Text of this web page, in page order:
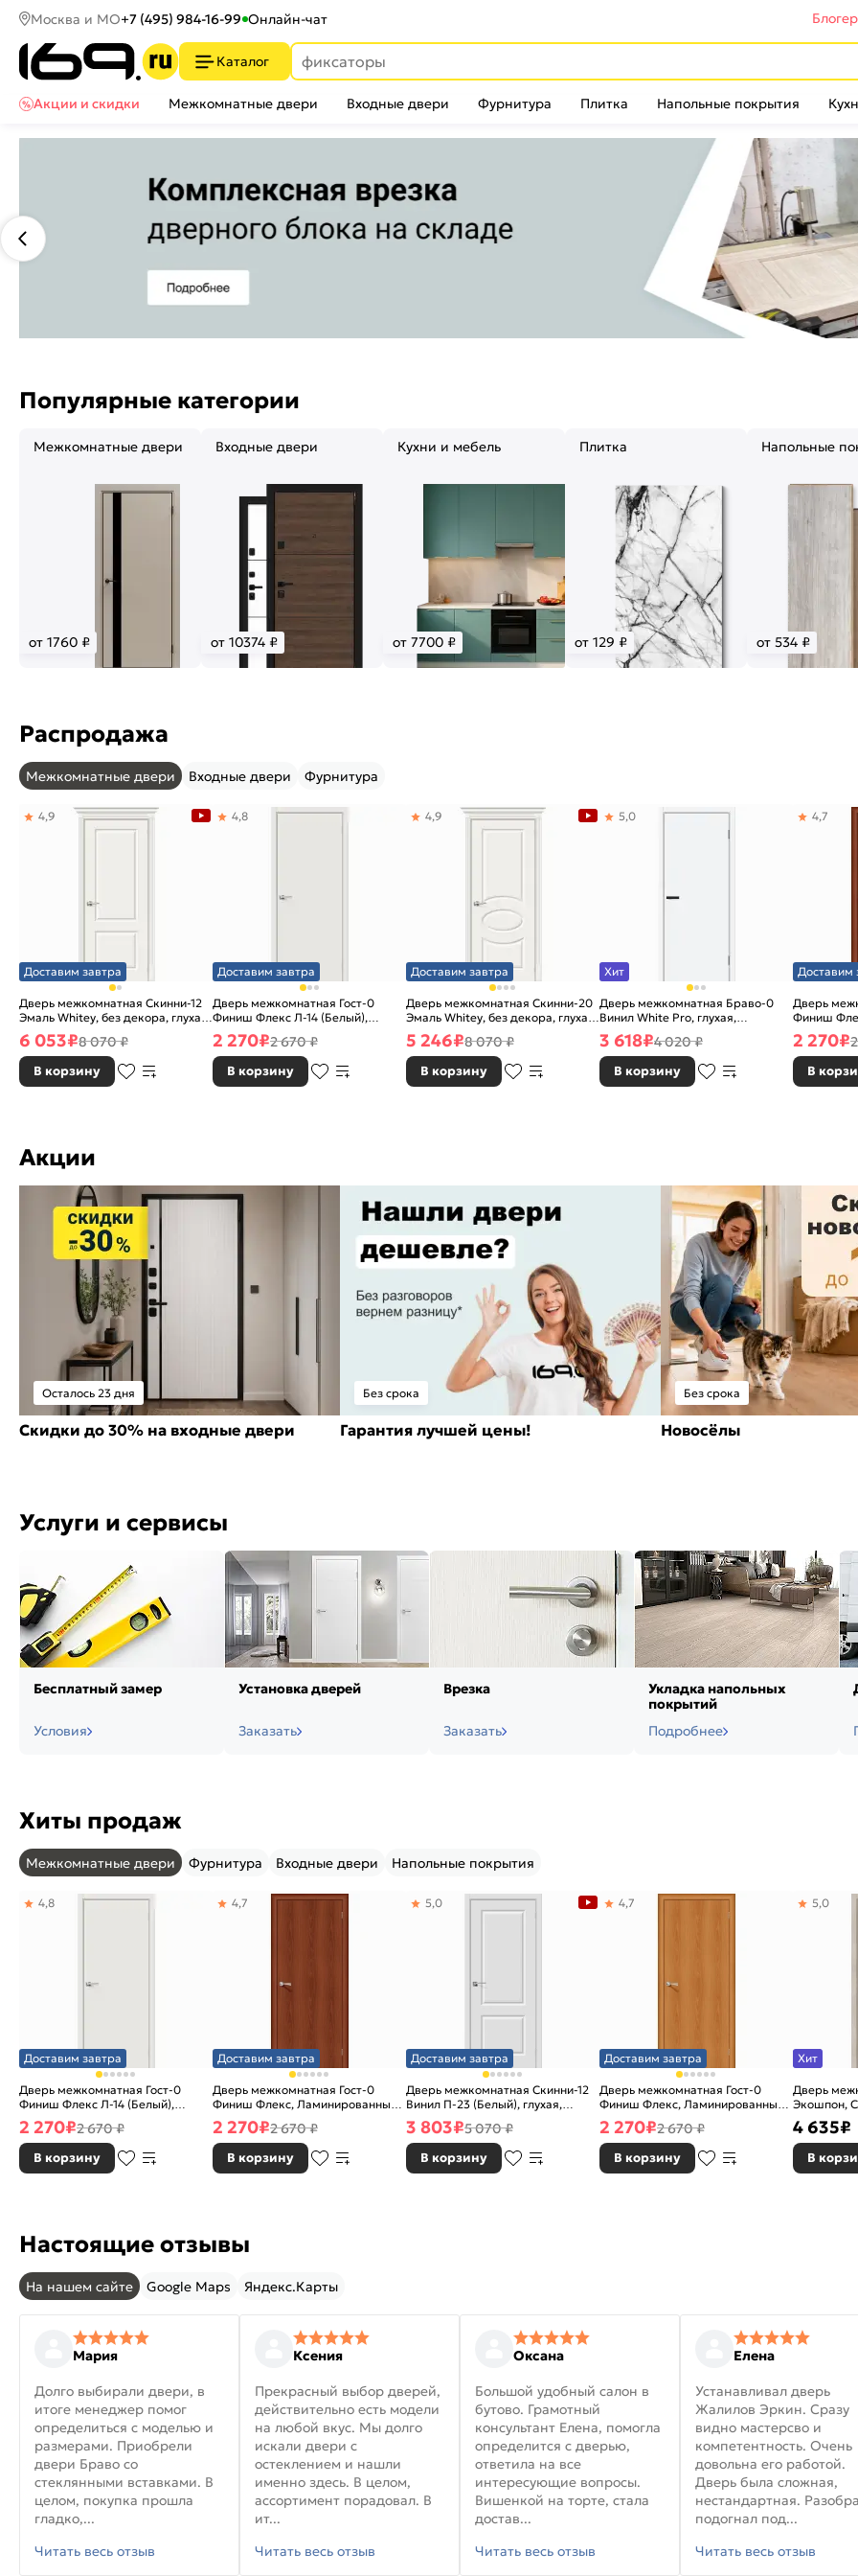
Москва и МО+7 (495) 984-16-99 Онлайн-чат
Каталог
Акции и скидки
Межкомнатные двери Входные двери Фурнитура Плитка Напольные покрытия
Популярные категории
Межкомнатные двери
от 1760 ₽
Входные двери
от 10374 ₽
Кухни и мебель
от 7700 ₽
Плитка
от 129 ₽
Напольные
от 534 ₽
Распродажа
Межкомнатные двери Входные двери Фурнитура
Доставим завтра
Дверь межкомнатная Скинни-12
Эмаль Whitey, без декора, глухая,
без стекла, без кромки, скиновая
4,9
6 053₽8 070 ₽
В корзину
Доставим завтра
Дверь межкомнатная Гост-0
Финиш Флекс Л-14 (Белый),
глухая, каркасно-щитовая
4,8
2 270₽2 670 ₽
В корзину
Доставим завтра
Дверь межкомнатная Скинни-20
Эмаль Whitey, без декора, глухая,
без стекла, без кромки, скиновая
4,9
5 246₽8 070 ₽
В корзину
Хит
Дверь межкомнатная Браво-0
Винил White Pro, глухая,
каркасно-щитовая
5,0
3 618₽4 020 ₽
В корзину
Доставим
Дверь
Финиш
Л-11
каркасно-
4,7
2 270₽
В
Акции
Осталось 23 дня
Скидки до 30% на входные двери
Без срока
Гарантия лучшей цены!
Без срока
Новосёлы
Услуги и сервисы
Бесплатный замер
Условия
Установка дверей
Заказать
Врезка
Заказать
Укладка напольных
покрытий
Подробнее
Хиты продаж
Межкомнатные двери Фурнитура Входные двери Напольные покрытия
Доставим завтра
Дверь межкомнатная Гост-0
Финиш Флекс Л-14 (Белый),
глухая, каркасно-щитовая
4,8
2 270₽2 670 ₽
В корзину
Доставим завтра
Дверь межкомнатная Гост-0
Финиш Флекс, Ламинированные
Л-11 (ИталОрех), глухая,
каркасно-щитовая
4,7
2 270₽2 670 ₽
В корзину
Доставим завтра
Дверь межкомнатная Скинни-12
Винил П-23 (Белый), глухая,
скиновая
5,0
3 803₽5 070 ₽
В корзину
Доставим завтра
Дверь межкомнатная Гост-0
Финиш Флекс, Ламинированные
Л-12 (МиланОрех), глухая,
каркасно-щитовая
4,7
2 270₽2 670 ₽
В корзину
Хит
Дверь
Экошпон,
5,0
4 635₽
В
Настоящие отзывы
На нашем сайте Google Maps Яндекс.Карты
Мария
Долго выбирали двери, в
итоге менеджер помог
определиться с моделью и
размерами. Приобрели
двери Браво со
стеклянными вставками. В
целом, покупка прошла
гладко,...
Читать весь отзыв
Ксения
Прекрасный выбор дверей,
действительно есть модели
на любой вкус. Мы долго
искали двери с
остеклением и нашли
именно здесь. В целом,
ассортимент порадовал. В
ит...
Читать весь отзыв
Оксана
Большой удобный салон в
бутово. Грамотный
консультант Елена, помогла
определится с дверью,
ответила на все
интересующие вопросы.
Вишенкой на торте, стала
достав...
Читать весь отзыв
Елена
Устанавливал дверь
Жалилов Эркин. Сразу
видно мастерсво и
компетентность. Очень
довольна его работой.
Дверь была сложная,
нестандартная.
подогнал под...
Читать весь отзыв